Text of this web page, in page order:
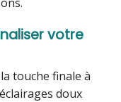
votre
touche finale à
doux